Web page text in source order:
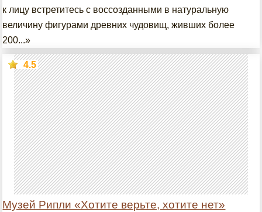
к лицу встретитесь с воссозданными в натуральную
величину фигурами древних чудовищ, живших более
200...»
Музей Рипли «Хотите верьте, хотите нет»
4.5